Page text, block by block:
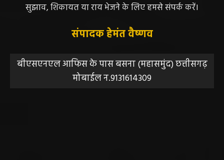
सुझाव, शिकायत या राय भेजने के लिए हमसे संपर्क करें।
संपादक हेमंत वैष्णव
बीएसएनएल आफिस के पास बसना (महासमुंद) छत्तीसगढ़
मोबाईल न.9131614309